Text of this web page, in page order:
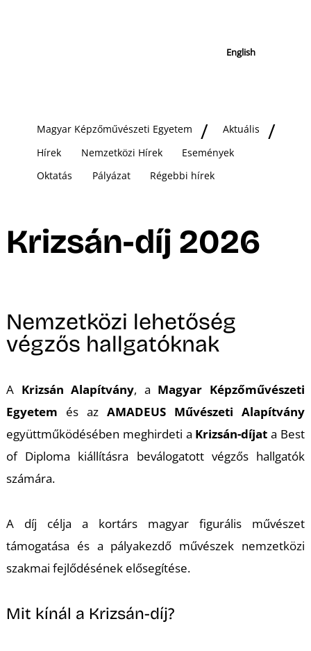
English
Magyar Képzőművészeti Egyetem
Aktuális
Hírek
Nemzetközi Hírek
Események
Oktatás
Pályázat Régebbi hírek
Krizsán-díj 2026
Nemzetközi lehetőség
végzős hallgatóknak
A Krizsán Alapítvány, a Magyar Képzőművészeti
Egyetem és azAMADEUS Művészeti Alapítvány
együttműködésében meghirdeti a Krizsán-díjata Best
of Diploma kiállításra beválogatott végzős hallgatók
számára.
A díj célja a kortárs magyar figurális művészet
támogatása és a pályakezdő művészek nemzetközi
szakmai fejlődésének elősegítése.
Mit kínál a Krizsán-díj?